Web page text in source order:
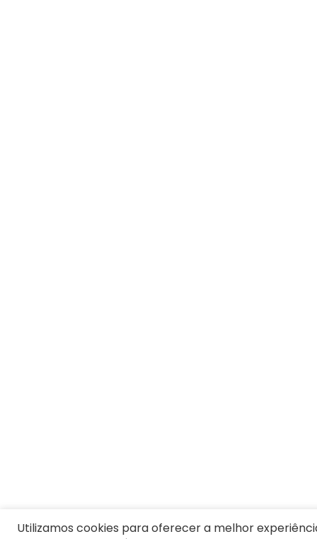
Utilizamos cookies para oferecer a melhor